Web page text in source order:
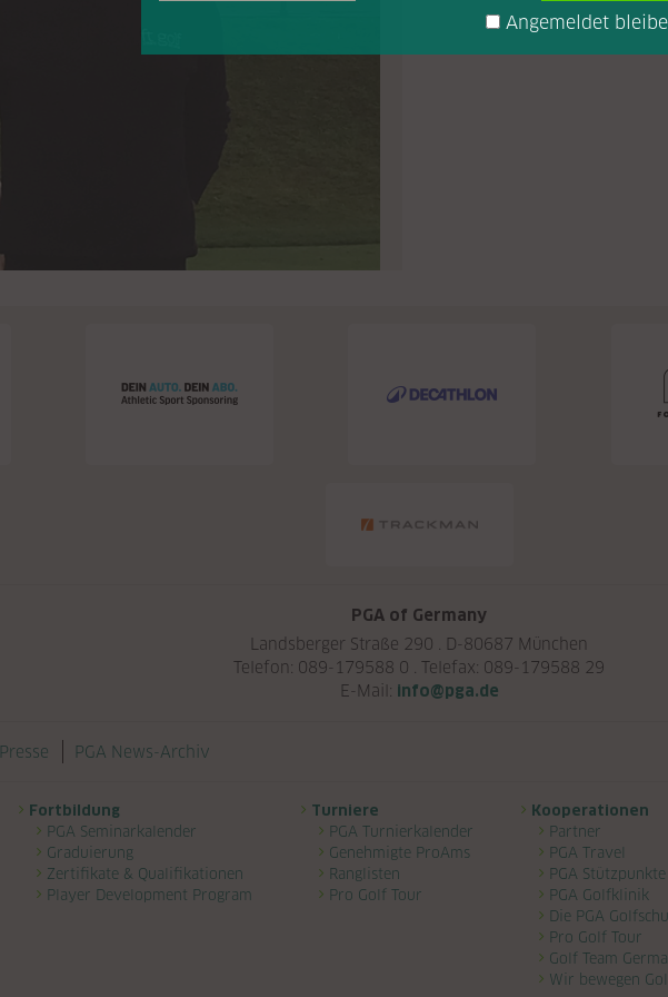
Angemeldet
PGA of Germany
Landsberger Straße 290 . D-80687 München
Telefon: 089-179588 0 . Telefax: 089-179588 29
E-Mail:
info@pga.de
Presse PGA News-Archiv
Fortbildung
PGA Seminarkalender
Graduierung
Zertifikate & Qualifikationen
Player Development Program
Turniere
PGA Turnierkalender
Genehmigte ProAms
Ranglisten
Pro Golf Tour
Kooperationen
Partner
PGA Travel
PGA Stützpunkte
PGA Golfklinik
Die PGA
Pro Golf Tour
Golf Team
Wir bewegen